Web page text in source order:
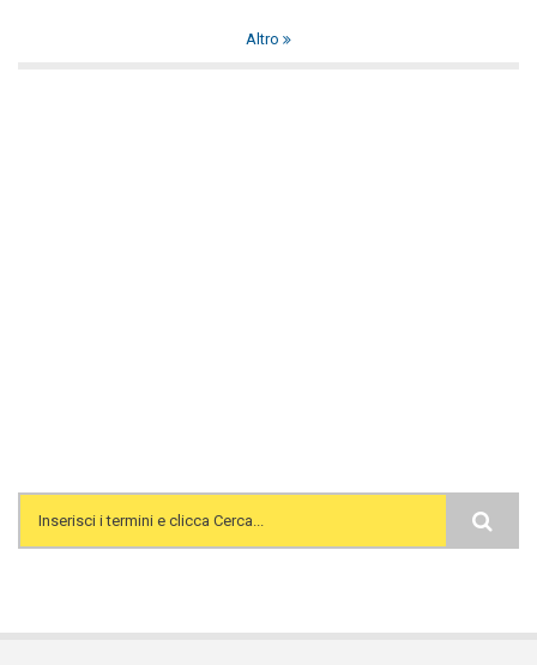
Altro
Search form